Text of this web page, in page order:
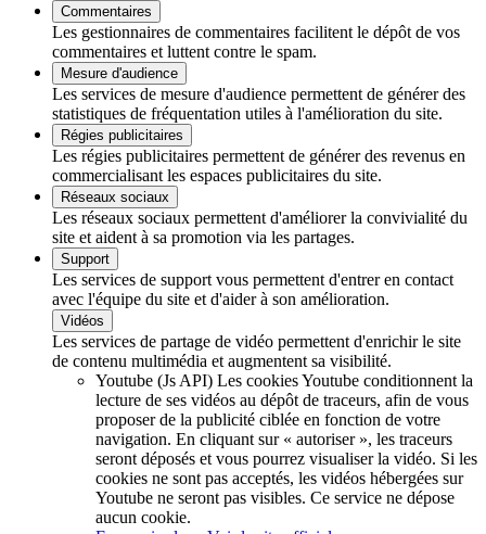
Commentaires
Les gestionnaires de commentaires facilitent le dépôt de vos
commentaires et luttent contre le spam.
Mesure d'audience
Les services de mesure d'audience permettent de générer des
statistiques de fréquentation utiles à l'amélioration du site.
Régies publicitaires
Les régies publicitaires permettent de générer des revenus en
commercialisant les espaces publicitaires du site.
Réseaux sociaux
Les réseaux sociaux permettent d'améliorer la convivialité du
site et aident à sa promotion via les partages.
Support
Les services de support vous permettent d'entrer en contact
avec l'équipe du site et d'aider à son amélioration.
Vidéos
Les services de partage de vidéo permettent d'enrichir le site
de contenu multimédia et augmentent sa visibilité.
Youtube (Js API) Les cookies Youtube conditionnent la
lecture de ses vidéos au dépôt de traceurs, afin de vous
proposer de la publicité ciblée en fonction de votre
navigation. En cliquant sur « autoriser », les traceurs
seront déposés et vous pourrez visualiser la vidéo. Si les
cookies ne sont pas acceptés, les vidéos hébergées sur
Youtube ne seront pas visibles. Ce service ne dépose
aucun cookie.